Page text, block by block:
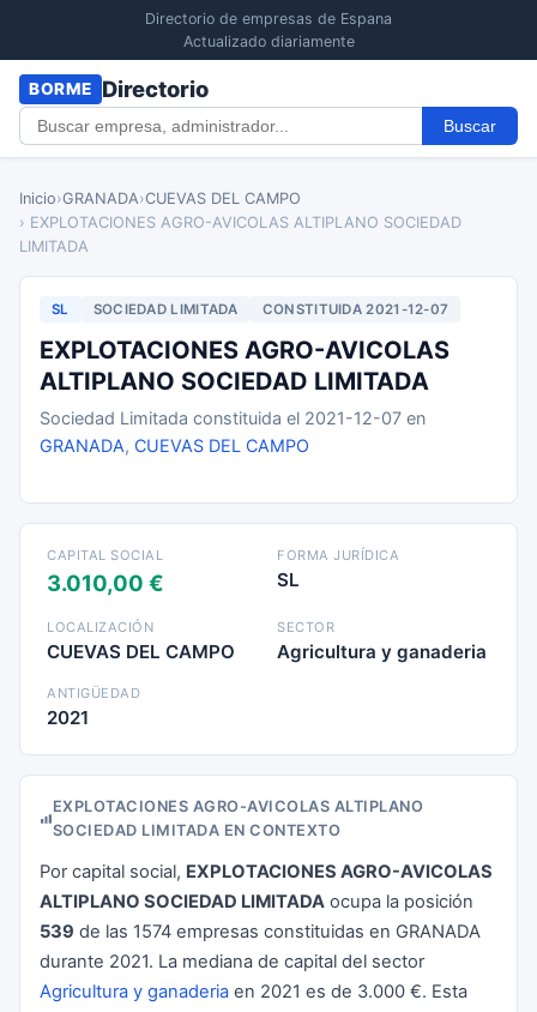
Directorio de empresas de Espana
Actualizado diariamente
BORME Directorio
Buscar
Inicio›GRANADA›CUEVAS DEL CAMPO
› EXPLOTACIONES AGRO-AVICOLAS ALTIPLANO SOCIEDAD
LIMITADA
SL SOCIEDAD LIMITADA CONSTITUIDA 2021-12-07
EXPLOTACIONES AGRO-AVICOLAS
ALTIPLANO SOCIEDAD LIMITADA
Sociedad Limitada constituida el 2021-12-07 en
GRANADA, CUEVAS DEL CAMPO
CAPITAL SOCIAL
3.010,00 €
FORMA JURÍDICA
SL
LOCALIZACIÓN
CUEVAS DEL CAMPO
SECTOR
Agricultura y ganaderia
ANTIGÜEDAD
2021
EXPLOTACIONES AGRO-AVICOLAS ALTIPLANO
SOCIEDAD LIMITADA EN CONTEXTO
Por capital social, EXPLOTACIONES AGRO-AVICOLAS
ALTIPLANO SOCIEDAD LIMITADA ocupa la posición
539 de las 1574 empresas constituidas en GRANADA
durante 2021. La mediana de capital del sector
Agricultura y ganaderia en 2021 es de 3.000 €. Esta